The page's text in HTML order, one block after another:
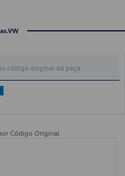
Código Original